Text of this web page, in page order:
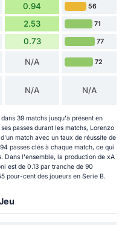
0.94 56
2.53 71
0.73 77
N/A 72
N/A N/A
39 matchs jusqu'à présent en
passes durant les matchs, Lorenzo
match avec un taux de réussite de
passes clés à chaque match, ce qui
Dans l'ensemble, la production de xA
est de 0.13 par tranche de 90
pour-cent des joueurs en Serie B.